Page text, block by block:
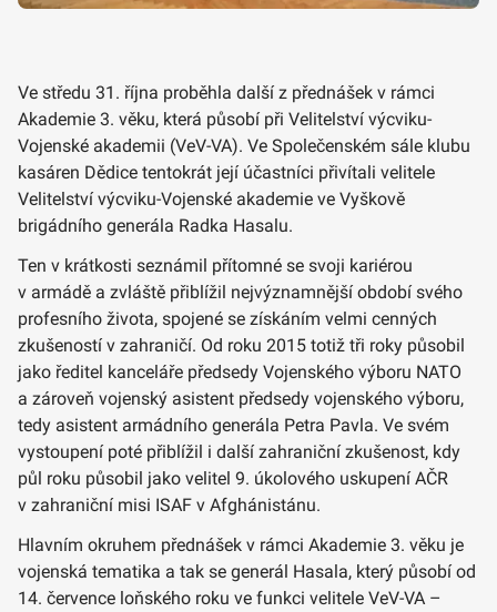
Ve středu 31. října proběhla další z přednášek v rámci
Akademie 3. věku, která působí při Velitelství výcviku-
Vojenské akademii (VeV-VA). Ve Společenském sále klubu
kasáren Dědice tentokrát její účastníci přivítali velitele
Velitelství výcviku-Vojenské akademie ve Vyškově
brigádního generála Radka Hasalu.
Ten v krátkosti seznámil přítomné se svoji kariérou
v armádě a zvláště přiblížil nejvýznamnější období svého
profesního života, spojené se získáním velmi cenných
zkušeností v zahraničí. Od roku 2015 totiž tři roky působil
jako ředitel kanceláře předsedy Vojenského výboru NATO
a zároveň vojenský asistent předsedy vojenského výboru,
tedy asistent armádního generála Petra Pavla. Ve svém
vystoupení poté přiblížil i další zahraniční zkušenost, kdy
půl roku působil jako velitel 9. úkolového uskupení AČR
v zahraniční misi ISAF v Afghánistánu.
Hlavním okruhem přednášek v rámci Akademie 3. věku je
vojenská tematika a tak se generál Hasala, který působí od
14. července loňského roku ve funkci velitele VeV-VA –